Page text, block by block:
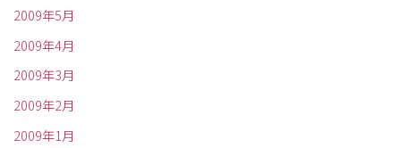
2009年5月
2009年4月
2009年3月
2009年2月
2009年1月